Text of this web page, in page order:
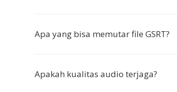
Apa yang bisa memutar file GSRT?
Apakah kualitas audio terjaga?